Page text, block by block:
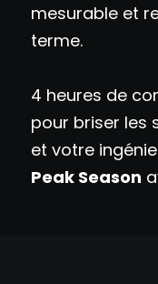
mesurable et
terme.
4 heures de
pour briser les
et votre
Peak Season